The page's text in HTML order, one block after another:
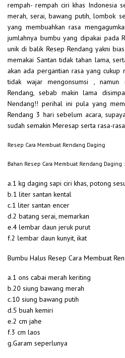
rempah- rempah ciri khas Indonesia
merah, serai, bawang putih, lombok
yang membuahkan rasa
jumlahnya bumbu yang dipakai pada
unik di balik Resep Rendang yakni
memakai Santan tidak tahan lama,
akan ada pergantian rasa yang cukup
tidak wajar mengonsumsi , namun
Rendang, sebab makin lama
Nendang!! perihal ini pula yang
Rendang 3 hari sebelum acara,
sudah semakin Meresap serta rasa-
Resep Cara Membuat Rendang Daging
Bahan Resep Cara Membuat Rendang Daging :
a.1 kg daging sapi ciri khas, potong
b.1 liter santan kental
c.1 liter santan encer
d.2 batang serai, memarkan
e.4 lembar daun jeruk purut
f.2 lembar daun kunyit, ikat
Bumbu Halus Resep Cara Membuat
a.1 ons cabai merah keriting
b.20 siung bawang merah
c.10 siung bawang putih
d.5 buah kemiri
e.2 cm jahe
f.3 cm laos
g.Garam seperlunya